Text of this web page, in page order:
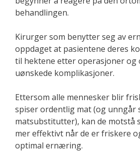
behandlingen.
Kirurger som benytter seg av
oppdaget at pasientene deres
til hektene etter operasjoner
uønskede komplikasjoner.
Ettersom alle mennesker blir
spiser ordentlig mat (og unngår
matsubstitutter), kan de motstå
mer effektivt når de er friskere
optimal ernæring.